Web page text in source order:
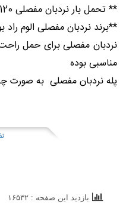
** تحمل بار نردبان مفصلی 120 کیلوگرم بوده **
**برند نردبان مفصلی الوم راد
نردبان مفصلی برای حمل
مناسبی بوده
پله نردبان مفصلی به صورت
بازدید این صفحه : ۱۶۵۳۲